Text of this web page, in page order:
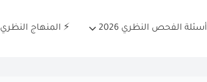
أسئلة الفحص النظري 2026 ⚡ المنهاج النظري